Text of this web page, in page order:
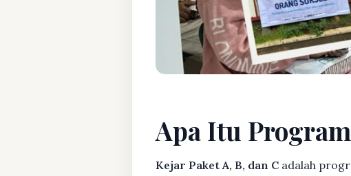
Apa Itu
Kejar Paket A, B, dan C adalah